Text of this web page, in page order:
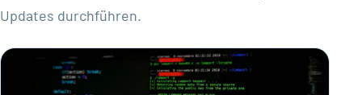
Updates durchführen.